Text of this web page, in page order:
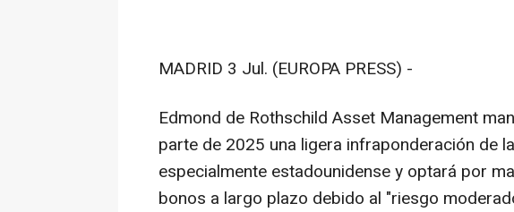
MADRID 3 Jul. (EUROPA PRESS) -
Edmond de Rothschild Asset Management
parte de 2025 una ligera infraponderación de
especialmente estadounidense y optará por
bonos a largo plazo debido al "riesgo